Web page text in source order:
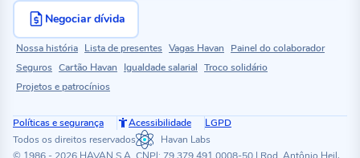
Negociar dívida
Nossa história Lista de presentes Vagas Havan
Painel do colaborador
Seguros Cartão Havan Igualdade salarial Troco solidário
Projetos e patrocínios
Políticas e segurança Acessibilidade
LGPD
Todos os direitos reservados
Havan Labs